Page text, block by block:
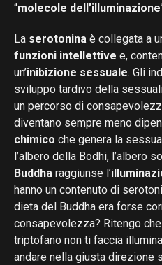
“molecole dell’illuminazione
La serotonina è collegata a
funzioni intellettive e,
un’inibizione sessuale. Gli
sviluppo tardivo della
un percorso di
diventano sempre meno
chimico che genera la
l’albero della Bodhi, l’albero
Buddha raggiunse l’i
hanno un contenuto di
dieta del Buddha era forse
consapevolezza? Ritengo
triptofano non ti faccia
andare nella giusta direzione